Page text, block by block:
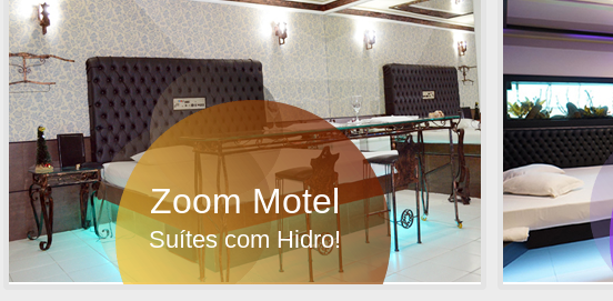
Zoom Motel
Suítes com Hidro!